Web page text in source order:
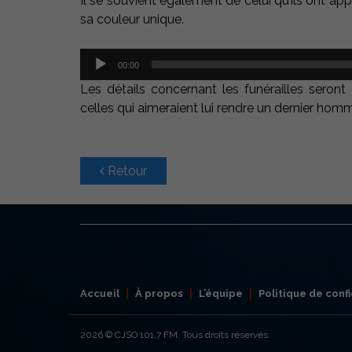
sa couleur unique.
Lecteur
audio
00:00
Les détails concernant les funérailles
celles qui aimeraient lui rendre un dernier
Retour
Accueil À propos L’équipe Politique de
2026 © CJSO 101,7 FM. Tous droits réservés.